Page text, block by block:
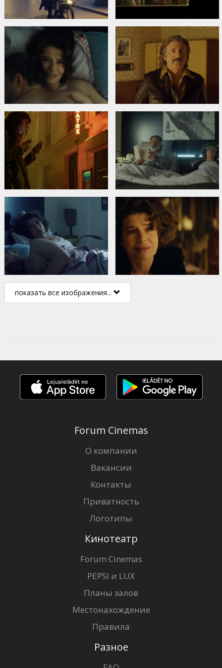
показать все изображения...
Forum Cinemas
О компании
Вакансии
Контакты
Приватность
Логотипы
Кинотеатр
Forum Cinemas
PEPSI и LUX
Планы залов
Местонахождение
Правила
Разное